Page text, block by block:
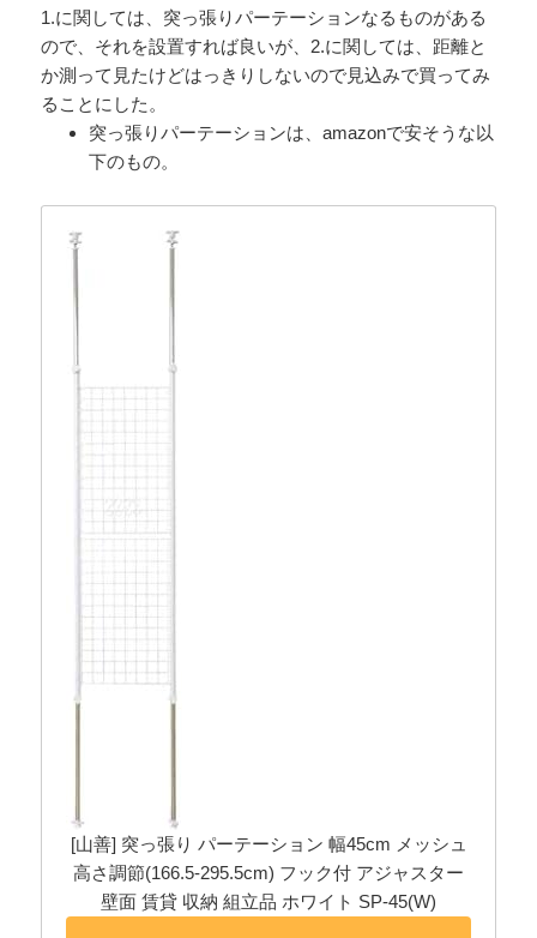
1.に関しては、突っ張りパーテーションなるものがある
ので、それを設置すれば良いが、2.に関しては、距離と
か測って見たけどはっきりしないので見込みで買ってみ
ることにした。
突っ張りパーテーションは、amazonで安そうな以
下のもの。
[山善] 突っ張り パーテーション 幅45cm メッシュ
高さ調節(166.5-295.5cm) フック付 アジャスター
壁面 賃貸 収納 組立品 ホワイト SP-45(W)